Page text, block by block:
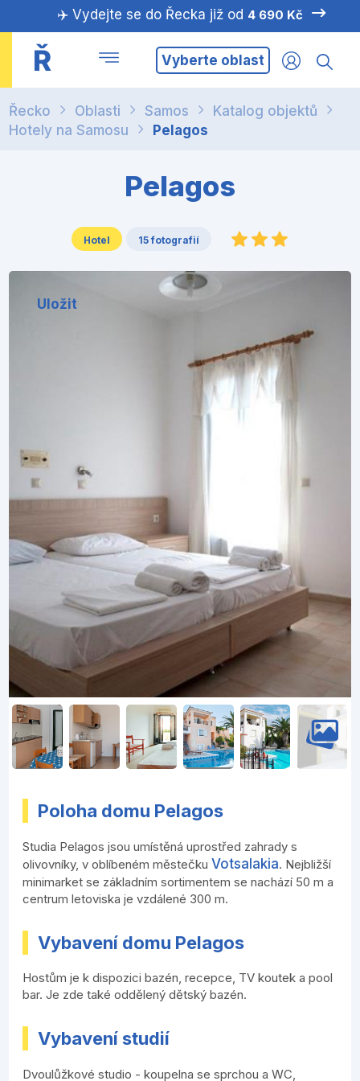
✈️ Vydejte se do Řecka již od 4 690 Kč
Ř Vyberte oblast
Řecko Oblasti Samos
Katalog objektů
Hotely na Samosu
Pelagos
Pelagos
Hotel 15 fotografií
Uložit
Poloha domu Pelagos
Studia Pelagos jsou umístěná uprostřed zahrady s
olivovníky, v oblíbeném městečkuVotsalakia. Nejbližší
minimarket se základním sortimentem se nachází 50 m a
centrum letoviska je vzdálené 300 m.
Vybavení domu Pelagos
Hostům je k dispozici bazén, recepce, TV koutek a pool
bar. Je zde také oddělený dětský bazén.
Vybavení studií
Dvoulůžkové studio - koupelna se sprchou a WC,